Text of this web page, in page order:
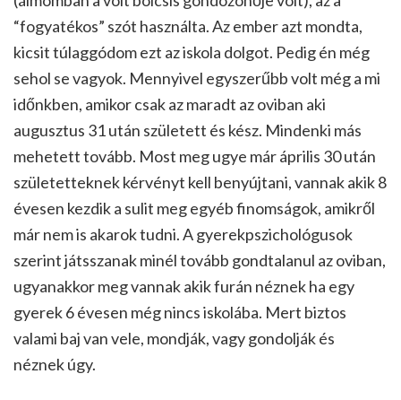
“fogyatékos” szót használta. Az ember azt mondta,
kicsit túlaggódom ezt az iskola dolgot. Pedig én még
sehol se vagyok. Mennyivel egyszerűbb volt még a mi
időnkben, amikor csak az maradt az oviban aki
augusztus 31 után született és kész. Mindenki más
mehetett tovább. Most meg ugye már április 30 után
születetteknek kérvényt kell benyújtani, vannak akik 8
évesen kezdik a sulit meg egyéb finomságok, amikről
már nem is akarok tudni. A gyerekpszichológusok
szerint játsszanak minél tovább gondtalanul az oviban,
ugyanakkor meg vannak akik furán néznek ha egy
gyerek 6 évesen még nincs iskolába. Mert biztos
valami baj van vele, mondják, vagy gondolják és
néznek úgy.